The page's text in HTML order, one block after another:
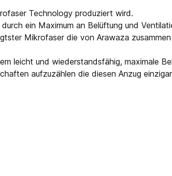
Technology produziert wird.
ein Maximum an Belüftung und
Mikrofaser die von Arawaza
leicht und wiederstandsfähig, maximale
aufzuzählen die diesen Anzug